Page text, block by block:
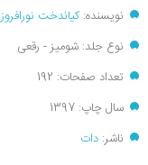
نویسنده:کیاندخت نورافروز
نوع جلد: شومیز - رقعی
تعداد صفحات: 192
سال چاپ: 1397
ناشر: دات